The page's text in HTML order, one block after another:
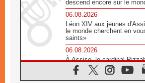
descend encore sur le
06.08.2026
Léon XIV aux jeunes
le monde cherchent en
saints»
06.08.2026
À Assise, le cardinal
«les chrétiens veulent la
06.08.2026